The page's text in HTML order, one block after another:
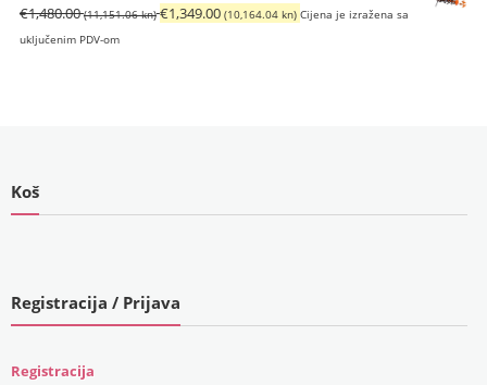
€1,480.00 (11,151.06 kn)Izvorna
€1,349.00 (10,164.04 kn) Trenutna
Cijena je izražena sa
uključenim PDV-om
Koš
Registracija / Prijava
Registracija